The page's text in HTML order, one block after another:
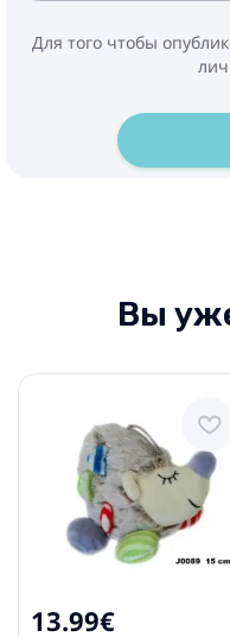
Для того чтобы
Вы
13.99€